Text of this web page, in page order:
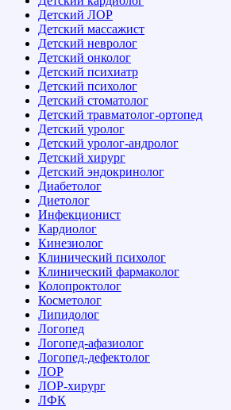
Детский ЛОР
Детский массажист
Детский невролог
Детский онколог
Детский психиатр
Детский психолог
Детский стоматолог
Детский травматолог-ортопед
Детский уролог
Детский уролог-андролог
Детский хирург
Детский эндокринолог
Диабетолог
Диетолог
Инфекционист
Кардиолог
Кинезиолог
Клинический психолог
Клинический фармаколог
Колопроктолог
Косметолог
Липидолог
Логопед
Логопед-афазиолог
Логопед-дефектолог
ЛОР
ЛОР-хирург
ЛФК